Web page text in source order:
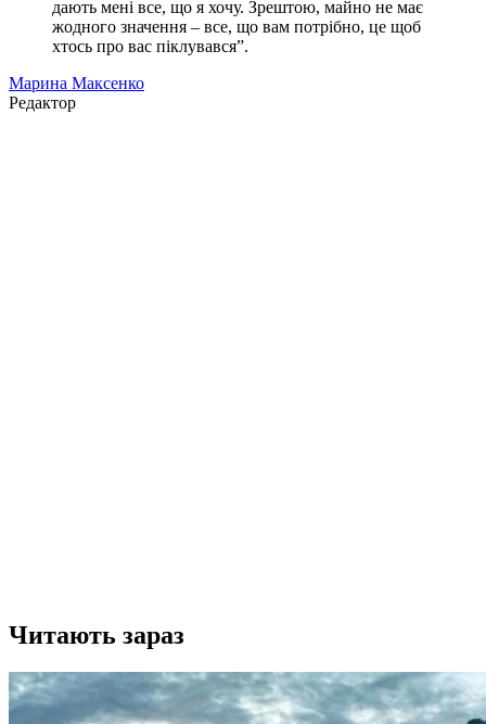
дають мені все, що я хочу. Зрештою, майно не має
жодного значення – все, що вам потрібно, це щоб
хтось про вас піклувався”.
Марина Максенко
Редактор
Читають зараз